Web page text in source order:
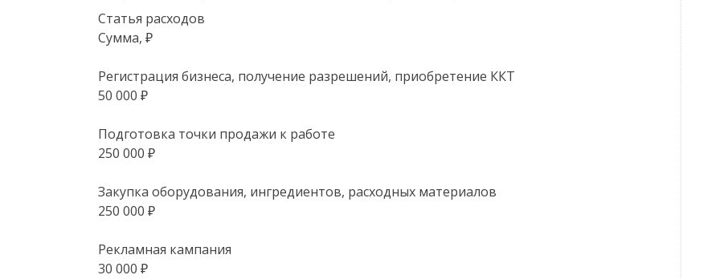
Статья расходов
Сумма, ₽
Регистрация бизнеса, получение разрешений, приобретение ККТ
50 000 ₽
Подготовка точки продажи к работе
250 000 ₽
Закупка оборудования, ингредиентов, расходных материалов
250 000 ₽
Рекламная кампания
30 000 ₽